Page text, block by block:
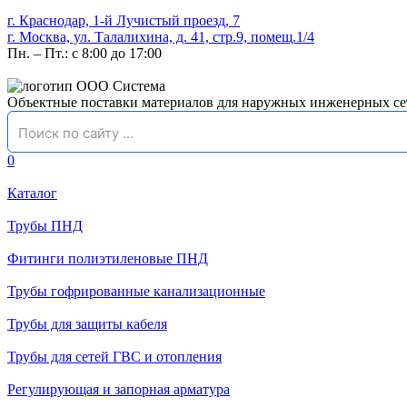
г. Краснодар, 1-й Лучистый проезд, 7
г. Москва, ул. Талалихина, д. 41, стр.9, помещ.1/4
Пн. – Пт.: с 8:00 до 17:00
Объектные поставки материалов для наружных инженерных
0
Каталог
Трубы ПНД
Фитинги полиэтиленовые ПНД
Трубы гофрированные канализационные
Трубы для защиты кабеля
Трубы для сетей ГВС и отопления
Регулирующая и запорная арматура